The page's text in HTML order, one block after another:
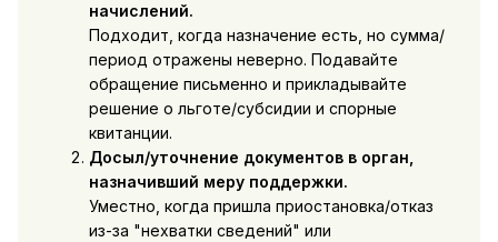
начислений.
Подходит, когда назначение есть, но сумма/
период отражены неверно. Подавайте
обращение письменно и прикладывайте
решение о льготе/субсидии и спорные
квитанции.
Досыл/уточнение документов в орган,
назначивший меру поддержки.
Уместно, когда пришла приостановка/отказ
из-за "нехватки сведений" или